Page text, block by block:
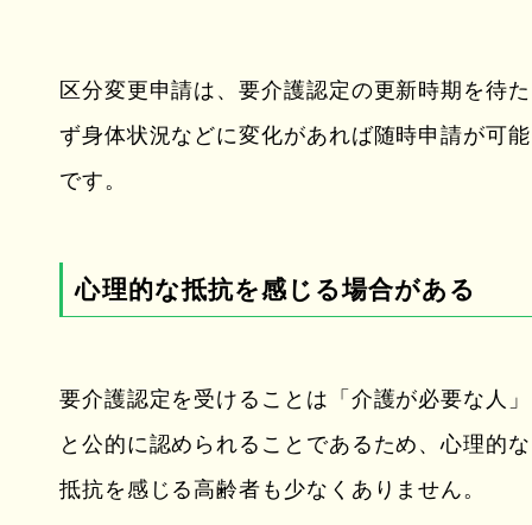
区分変更申請は、要介護認定の更新時期を待た
ず身体状況などに変化があれば随時申請が可能
です。
心理的な抵抗を感じる場合がある
要介護認定を受けることは「介護が必要な人」
と公的に認められることであるため、心理的な
抵抗を感じる高齢者も少なくありません。